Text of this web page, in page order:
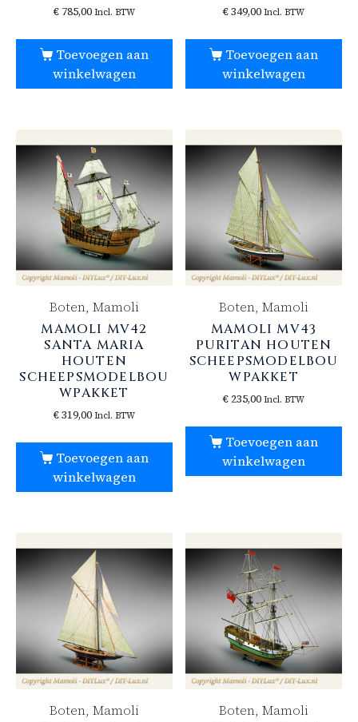
€785,00 Incl. BTW
Toevoegen aan
winkelwagen
€349,00 Incl. BTW
Toevoegen aan
winkelwagen
Boten, Mamoli
MAMOLI MV42
SANTA MARIA
HOUTEN
SCHEEPSMODELBOU
WPAKKET
€319,00 Incl. BTW
Toevoegen aan
winkelwagen
Boten, Mamoli
MAMOLI MV43
PURITAN HOUTEN
SCHEEPSMODELBOU
WPAKKET
€ 235,00 Incl. BTW
Toevoegen aan
winkelwagen
Boten, Mamoli
Boten, Mamoli